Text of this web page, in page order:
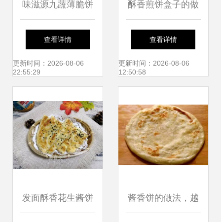
味滋源九蔬薄脆饼
干 一口香脆，九重
蔬香
查看详情
更新时间：2026-08-06
22:55:29
酥香煎饼盒子的做
法 外酥里嫩，一口
就上瘾！
查看详情
更新时间：2026-08-06
12:50:58
发面酥香花生酱饼 酱香饼的做法，越